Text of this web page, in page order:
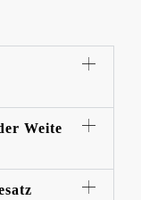
Weite